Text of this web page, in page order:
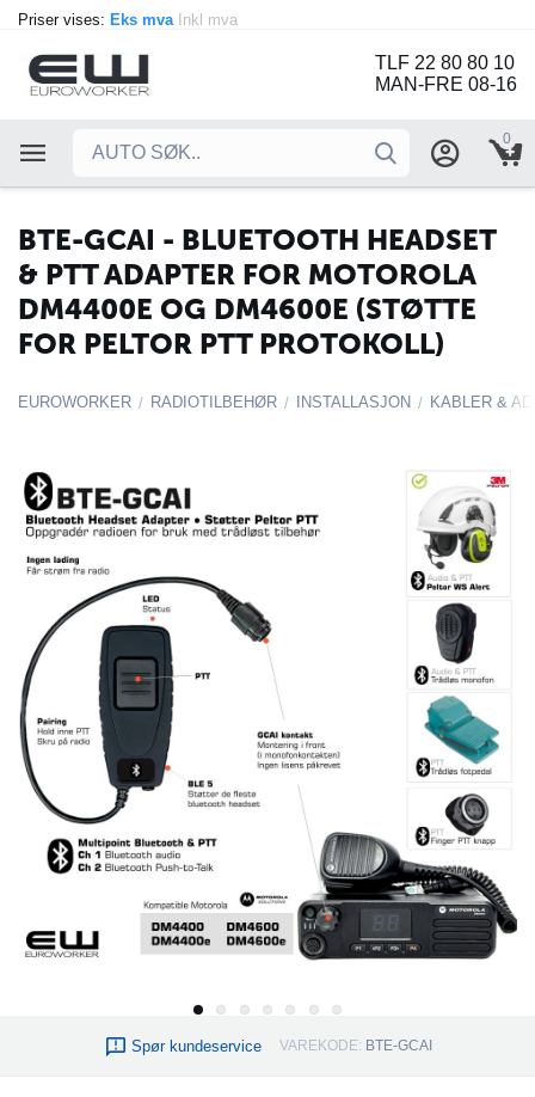
Priser vises: Eks mva Inkl mva
TLF 22 80 80 10
MAN-FRE 08-16
0
BTE-GCAI - BLUETOOTH HEADSET
& PTT ADAPTER FOR MOTOROLA
DM4400E OG DM4600E (STØTTE
FOR PELTOR PTT PROTOKOLL)
EUROWORKER / RADIOTILBEHØR / INSTALLASJON / KABLER &
Spør kundeservice VAREKODE: BTE-GCAI